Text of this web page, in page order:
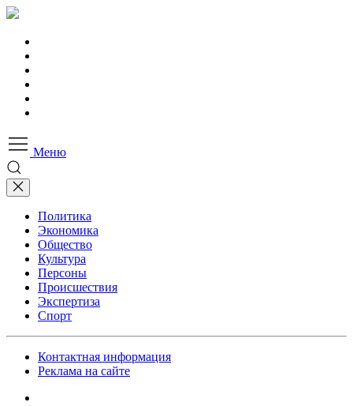
Меню
Политика
Экономика
Общество
Культура
Персоны
Происшествия
Экспертиза
Спорт
Контактная информация
Реклама на сайте